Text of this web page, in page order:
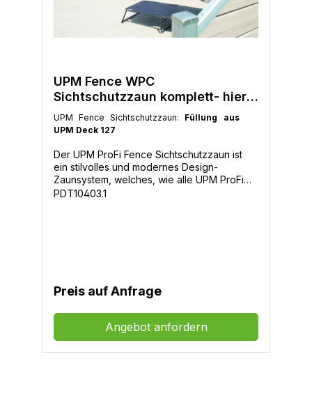
UPM Fence WPC
Sichtschutzzaun komplett- hier
den Bestpreis holen
UPM Fence Sichtschutzzaun: Füllung aus
UPM Deck 127
Der UPM ProFi Fence Sichtschutzzaun ist
ein stilvolles und modernes Design-
Zaunsystem, welches, wie alle UPM ProFi
Produkte, nur minimale Pflege benötigt. Es
Sichtschutzzaun. Das System ist für einen
UPM Fence Sichtschtuz können sie passen
zu Ihrer UPM Profi Terrasse erstellen!-
Feldbreite: 2m Achsmaß-Feldhöhe: 180cm
und kleiner nach Wunsch selbst auf jede
PDT10403.1
Preis auf Anfrage
Angebot anfordern